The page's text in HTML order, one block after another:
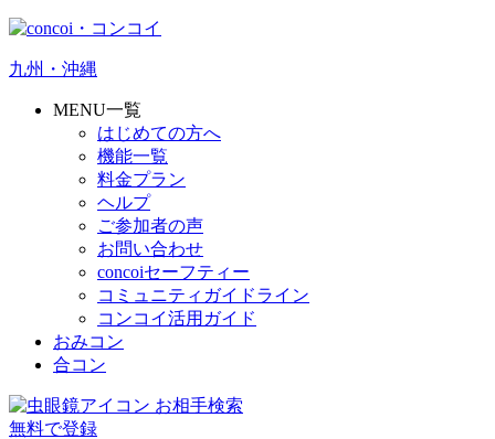
九州・沖縄
MENU一覧
はじめての方へ
機能一覧
料金プラン
ヘルプ
ご参加者の声
お問い合わせ
concoiセーフティー
コミュニティガイドライン
コンコイ活用ガイド
おみコン
合コン
お相手検索
無料で登録